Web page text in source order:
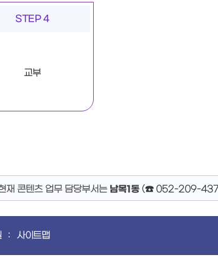
STEP 4
교부
재 콘텐츠 업무 담당부서는 남목1동 (☎ 052-209-
사이트맵